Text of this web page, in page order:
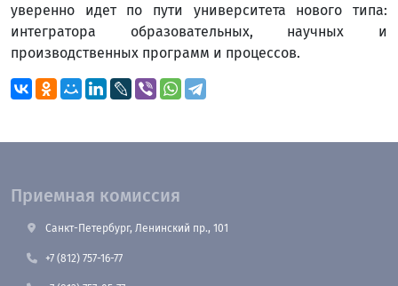
уверенно идет по пути университета нового типа:
интегратора образовательных, научных и
производственных программ и процессов.
Приемная комиссия
Санкт-Петербург, Ленинский пр., 101
+7 (812) 757-16-77